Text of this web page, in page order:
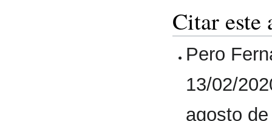
Citar este
Pero
13/02/
agosto